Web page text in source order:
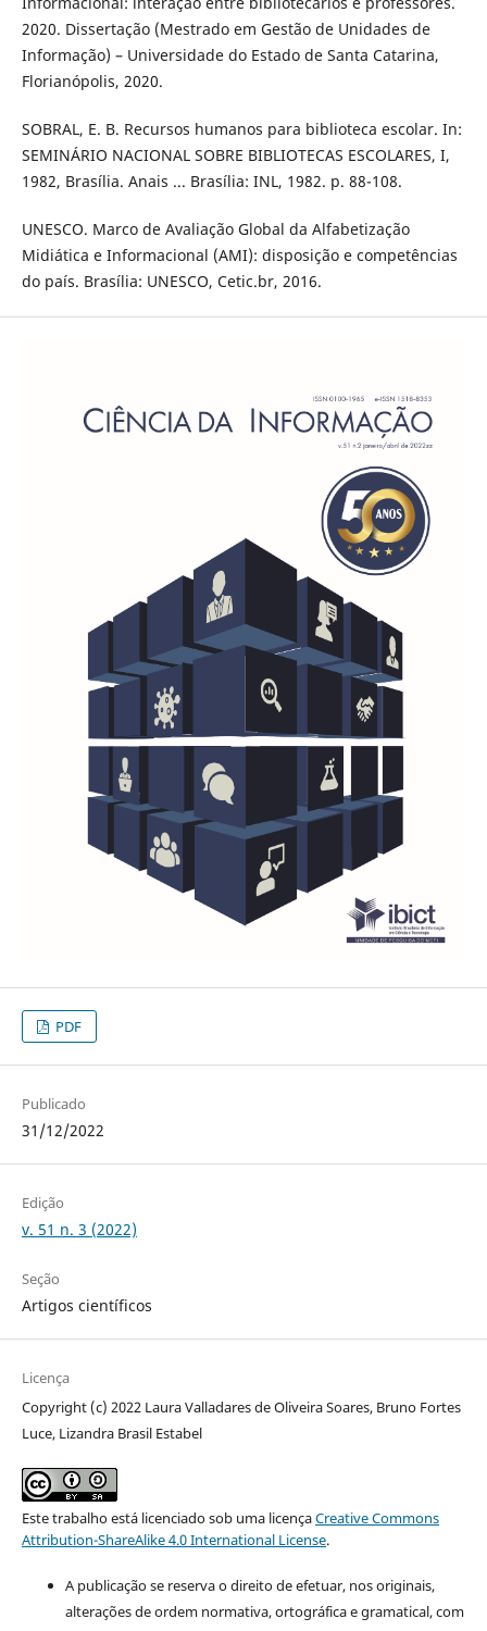
2020. Dissertação (Mestrado em Gestão de Unidades de
Informação) – Universidade do Estado de Santa Catarina,
Florianópolis, 2020.
SOBRAL, E. B. Recursos humanos para biblioteca escolar. In:
SEMINÁRIO NACIONAL SOBRE BIBLIOTECAS ESCOLARES, I,
1982, Brasília. Anais ... Brasília: INL, 1982. p. 88-108.
UNESCO. Marco de Avaliação Global da Alfabetização
Midiática e Informacional (AMI): disposição e competências
do país. Brasília: UNESCO, Cetic.br, 2016.
PDF
Publicado
31/12/2022
Edição
v. 51 n. 3 (2022)
Seção
Artigos científicos
Licença
Copyright (c) 2022 Laura Valladares de Oliveira Soares, Bruno Fortes
Luce, Lizandra Brasil Estabel
Este trabalho está licenciado sob uma licençaCreative Commons
Attribution-ShareAlike 4.0 International License.
A publicação se reserva o direito de efetuar, nos originais,
alterações de ordem normativa, ortográfica e gramatical, com